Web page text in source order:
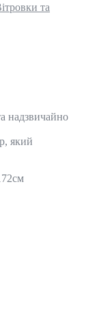
та
надзвичайно
який